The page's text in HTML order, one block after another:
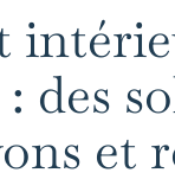
des
et